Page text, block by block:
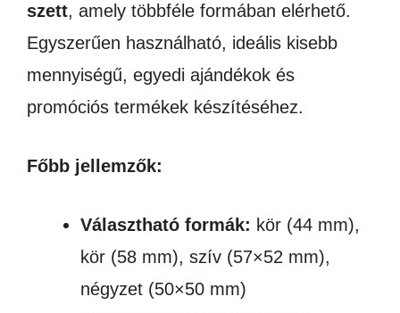
szett, amely többféle formában elérhető.
Egyszerűen használható, ideális kisebb
mennyiségű, egyedi ajándékok és
promóciós termékek készítéséhez.
Főbb jellemzők:
Választható formák: kör (44 mm),
kör (58 mm), szív (57×52 mm),
négyzet (50×50 mm)